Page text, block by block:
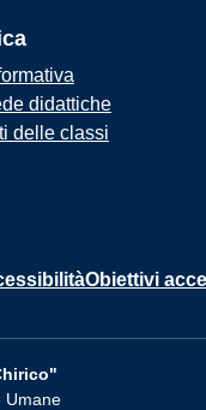
didattiche
delle classi
Obiettivi
Umane